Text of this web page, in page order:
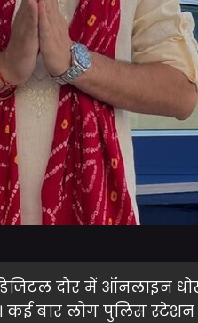
दौर में ऑनलाइन
कई बार लोग पुलिस